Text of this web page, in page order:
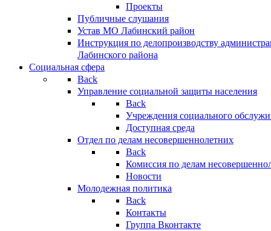
Проекты
Публичные слушания
Устав МО Лабинский район
Инструкция по делопроизводству
Лабинского района
Социальная сфера
Back
Управление социальной защиты населения
Back
Учреждения социального
Доступная среда
Отдел по делам несовершеннолетних
Back
Комиссия по делам
Новости
Молодежная политика
Back
Контакты
Группа Вконтакте